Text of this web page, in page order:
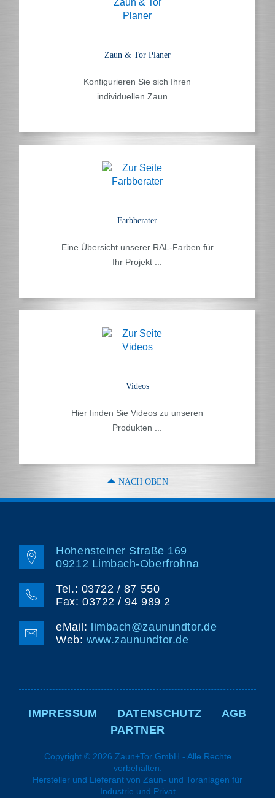
Zaun & Tor Planer
Konfigurieren Sie sich Ihren
individuellen Zaun ...
Farbberater
Eine Übersicht unserer RAL-Farben für
Ihr Projekt ...
Videos
Hier finden Sie Videos zu unseren
Produkten ...
NACH OBEN
Hohensteiner Straße 169
09212 Limbach-Oberfrohna
Tel.: 03722 / 87 550
Fax: 03722 / 94 989 2
eMail:
limbach@zaunundtor.de
Web:www.zaunundtor.de
ÜBERSPRINGEN
IMPRESSUM DATENSCHUTZ
AGB
PARTNER
Copyright © 2026 Zaun+Tor GmbH - Alle Rechte
vorbehalten.
Hersteller und Lieferant von Zaun- und Toranlagen für
Industrie und Privat